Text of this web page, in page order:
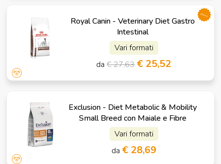
Royal Canin - Veterinary Diet Gastro
Intestinal
Vari formati
da€ 27,63 € 25,52
promo
Exclusion - Diet Metabolic & Mobility
Small Breed con Maiale e Fibre
Vari formati
da € 28,69